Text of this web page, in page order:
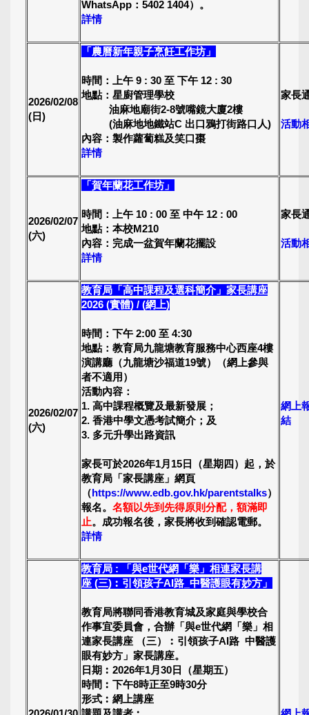
WhatsApp：5402 1404）。
詳情
2026/02/08
(日)
「農曆新年親子烹飪工作坊」
時間：上午 9 : 30 至 下午 12 : 30
地點：星廚管理學校
油麻地廟街2-8號嘴鏡大廈2樓
(油麻地地鐵站C 出口鴉打街路口人)
內容：製作蘿蔔糕及笑口棗
詳情
家長
活動
2026/02/07
(六)
「賀年蘭花工作坊」
時間：上午 10 : 00 至 中午 12 : 00
地點：本校M210
內容：完成一盆賀年蘭花擺設
詳情
家長
活動
2026/02/07
(六)
教育局「高中課程及選科簡介」家長講座
2026 (實體) / (網上)
時間：下午 2:00 至 4:30
地點：教育局九龍塘教育服務中心西座4樓
演講廳（九龍塘沙福道19號）（網上參與
者不適用）
活動內容：
1. 高中課程概覽及最新發展；
2. 香港中學文憑考試簡介；及
3. 多元升學出路資訊
家長可於2026年1月15日（星期四）起，於
教育局「家長講座」網頁
（https://www.edb.gov.hk/parentstalks）
報名。 名額以先到先得原則分配，額滿即
止。成功報名後，家長將收到確認電郵。
詳情
網上
結
教育局 : 「與e世代網「樂」相連家長講
座 (三)︰引領孩子AI路_ 中醫護眼有妙方」
教育局將聯同香港教育城及家庭與學校合
作事宜委員會，合辦 「與e世代網「樂」相
連家長講座
（三）︰引領孩子AI路 中醫護
眼有妙方」 家長講座。
日期︰2026年1月30日（星期五）
時間︰下午8時正至9時30分
形式︰網上講座